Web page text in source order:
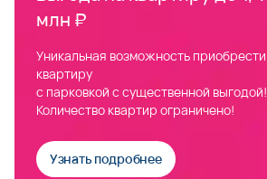
млн ₽
Уникальная возможность приобрести
квартиру
с парковкой с существенной выгодой!
Количество квартир ограничено!
Узнать подробнее